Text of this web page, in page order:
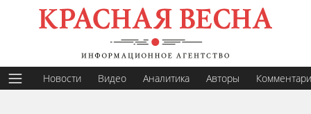
Новости Видео Аналитика Авторы